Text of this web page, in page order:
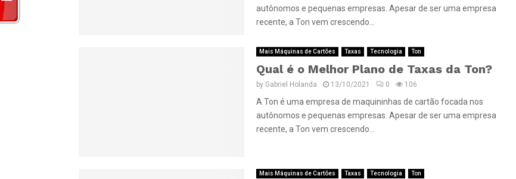
autônomos e pequenas empresas. Apesar de ser uma empresa
recente, a Ton vem crescendo...
Mais Máquinas de Cartões Taxas Tecnologia Ton
Qual é o Melhor Plano de Taxas da Ton?
by Gabriel Holanda 13/10/2021 0 106
A Ton é uma empresa de maquininhas de cartão focada nos
autônomos e pequenas empresas. Apesar de ser uma empresa
recente, a Ton vem crescendo...
Mais Máquinas de Cartões Taxas Tecnologia Ton